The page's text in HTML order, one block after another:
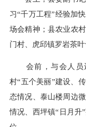
习“千万工程”经验加
场会精神；县农业农
门村、虎邱镇罗岩茶
会前，与会人员
村“五个美丽”建设、
态情况、泰山楼周边
情况、西坪镇“日月升